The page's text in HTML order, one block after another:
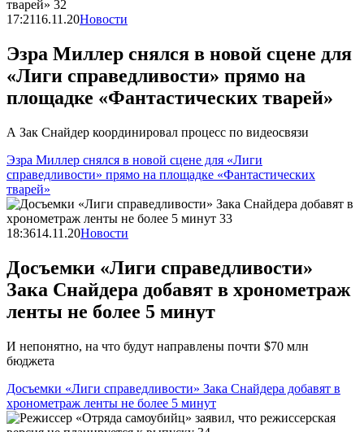
17:2116.11.20Новости
Эзра Миллер снялся в новой сцене для
«Лиги справедливости» прямо на
площадке «Фантастических тварей»
А Зак Снайдер координировал процесс по видеосвязи
Эзра Миллер снялся в новой сцене для «Лиги
справедливости» прямо на площадке «Фантастических
тварей»
18:3614.11.20Новости
Досъемки «Лиги справедливости»
Зака Снайдера добавят в хронометраж
ленты не более 5 минут
И непонятно, на что будут направлены почти $70 млн
бюджета
Досъемки «Лиги справедливости» Зака Снайдера добавят в
хронометраж ленты не более 5 минут